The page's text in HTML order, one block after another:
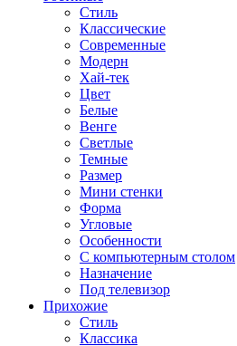
Стиль
Классические
Современные
Модерн
Хай-тек
Цвет
Белые
Венге
Светлые
Темные
Размер
Мини стенки
Форма
Угловые
Особенности
С компьютерным столом
Назначение
Под телевизор
Прихожие
Стиль
Классика